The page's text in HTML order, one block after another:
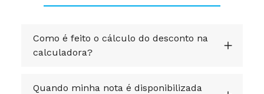
Como é feito o cálculo do desconto na
calculadora?
Quando minha nota é disponibilizada